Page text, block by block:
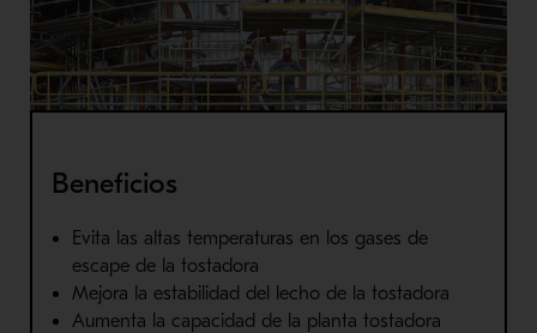
Beneficios
Evita las altas temperaturas en los gases de
escape de la tostadora
Mejora la estabilidad del lecho de la tostadora
Aumenta la capacidad de la planta tostadora